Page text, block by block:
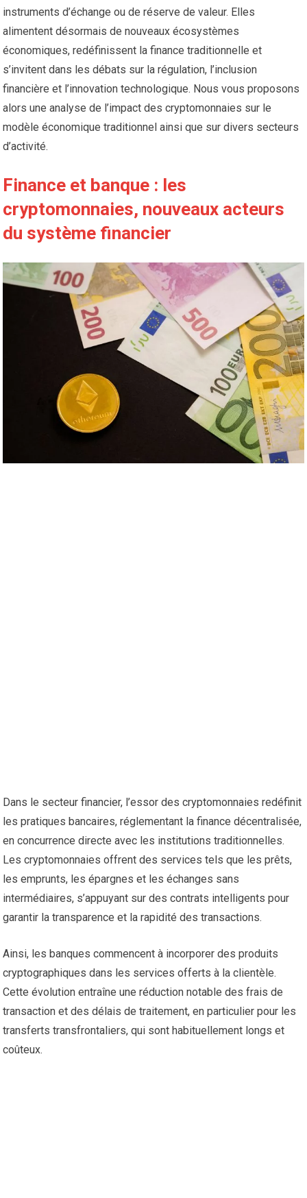
instruments d’échange ou de réserve de valeur. Elles
alimentent désormais de nouveaux écosystèmes
économiques, redéfinissent la finance traditionnelle et
s’invitent dans les débats sur la régulation, l’inclusion
financière et l’innovation technologique. Nous vous proposons
alors une analyse de l’impact des cryptomonnaies sur le
modèle économique traditionnel ainsi que sur divers secteurs
d’activité.
Finance et banque : les
cryptomonnaies, nouveaux acteurs
du système financier
Dans le secteur financier, l’essor des cryptomonnaies redéfinit
les pratiques bancaires, réglementant la finance décentralisée,
en concurrence directe avec les institutions traditionnelles.
Les cryptomonnaies offrent des services tels que les prêts,
les emprunts, les épargnes et les échanges sans
intermédiaires, s’appuyant sur des contrats intelligents pour
garantir la transparence et la rapidité des transactions.
Ainsi, les banques commencent à incorporer des produits
cryptographiques dans les services offerts à la clientèle.
Cette évolution entraîne une réduction notable des frais de
transaction et des délais de traitement, en particulier pour les
transferts transfrontaliers, qui sont habituellement longs et
coûteux.